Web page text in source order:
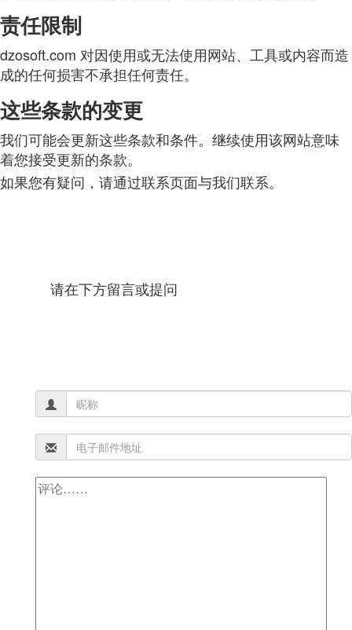
责任限制
dzosoft.com 对因使用或无法使用网站、工具或内容而造
成的任何损害不承担任何责任。
这些条款的变更
我们可能会更新这些条款和条件。继续使用该网站意味
着您接受更新的条款。
如果您有疑问，请通过联系页面与我们联系。
请在下方留言或提问